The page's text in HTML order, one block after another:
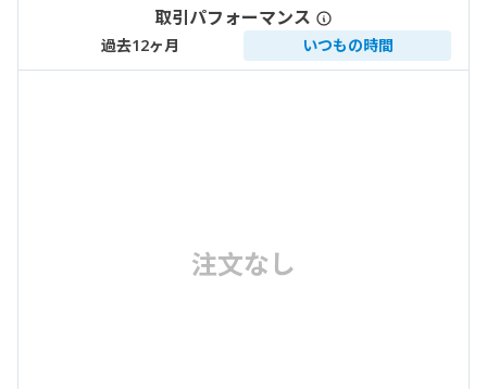
取引パフォーマンス
過去12ヶ月 いつもの時間
注文なし